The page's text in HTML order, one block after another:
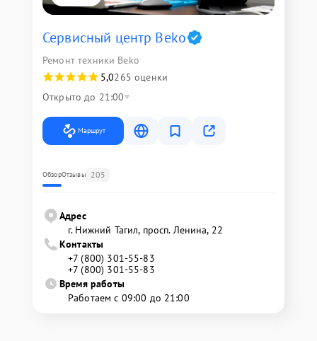
Сервисный центр Beko
Ремонт техники Beko
5,0265 оценки
Открыто до 21:00
Маршрут
ОбзорОтзывы 205
Адрес
г. Нижний Тагил, просп. Ленина, 22
Контакты
+7 (800) 301-55-83
+7 (800) 301-55-83
Время работы
Работаем с 09:00 до 21:00